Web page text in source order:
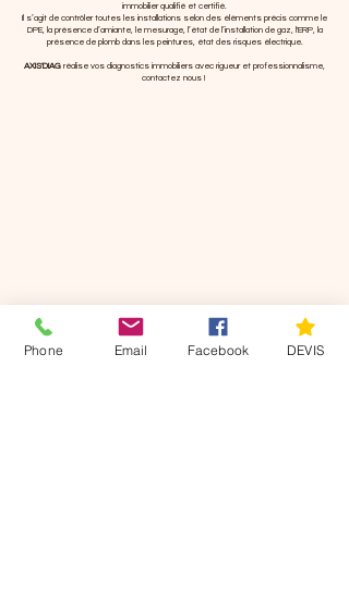
immobilier qualifié et certifié.
Il s’agit de contrôler toutes les installations selon des éléments précis comme le
DPE, la présence d’amiante, le mesurage, l’état de l’installation de gaz, l'ERP, la
présence de plomb dans les peintures, état des risques électrique.
AXIS'DIAG réalise vos diagnostics immobiliers avec rigueur et professionnalisme,
contactez nous !
Phone Email Facebook DEVIS